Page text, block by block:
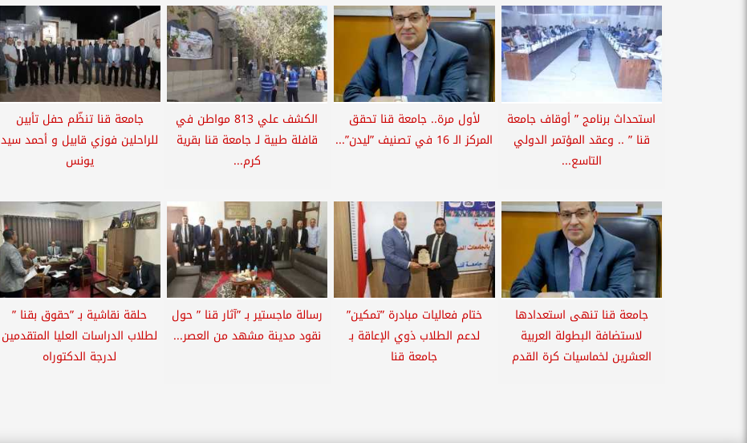
استحداث برنامج ” أوقاف جامعة
قنا ” .. وعقد المؤتمر الدولي
التاسع...
لأول مرة.. جامعة قنا تحقق
المركز الـ 16 في تصنيف ”ليدن”...
الكشف علي 813 مواطن في
قافلة طبية لـ جامعة قنا بقرية
كرم...
جامعة قنا تنظّم حفل تأبين
للراحلين فوزي قابيل و أحمد سيد
يونس
جامعة قنا تنهى استعدادها
لاستضافة البطولة العربية
العشرين لخماسيات كرة القدم
ختام فعاليات مبادرة ”تمكين”
لدعم الطلاب ذوي الإعاقة بـ
جامعة قنا
رسالة ماجستير بـ ”آثار قنا ” حول
نقود مدينة مشهد من العصر...
حلقة نقاشية بـ ”حقوق بقنا ”
لطلاب الدراسات العليا المتقدمين
لدرجة الدكتوراه